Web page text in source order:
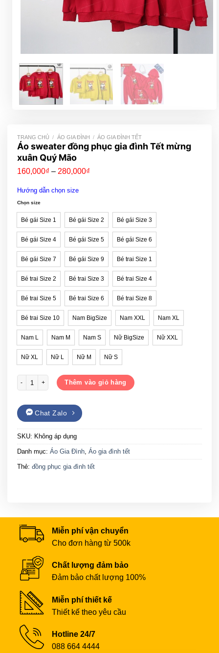
TRANG CHỦ / ÁO GIA ĐÌNH / ÁO GIA ĐÌNH TẾT
Áo sweater đồng phục gia đình Tết mừng
xuân Quý Mão
160,000₫ – 280,000₫
280,000₫
Hướng dẫn chọn size
Chọn size
Bé gái Size 1 Bé gái Size 2 Bé gái Size 3
Bé gái Size 4 Bé gái Size 5 Bé gái Size 6
Bé gái Size 7 Bé gái Size 9 Bé trai Size 1
Bé trai Size 2 Bé trai Size 3 Bé trai Size 4
Bé trai Size 5 Bé trai Size 6 Bé trai Size 8
Bé trai Size 10 Nam BigSize Nam XXL Nam XL
Nam L Nam M Nam S Nữ BigSize Nữ XXL
Nữ XL Nữ L Nữ M Nữ S
Áo sweater đồng phục gia đình Tết mừng xuân Quý Mão số lượng
Thêm vào giỏ hàng
Chat Zalo
SKU: Không áp dụng
Danh mục: Áo Gia Đình, Áo gia đình tết
Thẻ: đồng phục gia đình tết
Miễn phí vận chuyển
Cho đơn hàng từ 500k
Chất lượng đảm bảo
Đảm bảo chất lượng 100%
Miễn phí thiết kế
Thiết kế theo yêu cầu
Hotline 24/7
088 664 4444